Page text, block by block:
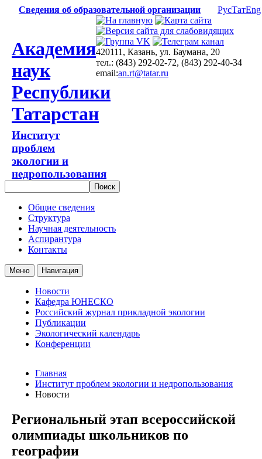
Сведения об образовательной организации РусТатEng
Академия
наук
Республики
Татарстан
Институт
проблем
экологии и
недропользования
420111, Казань, ул. Баумана, 20
тел.: (843) 292-02-72, (843) 292-40-34
email:an.rt@tatar.ru
Общие сведения
Структура
Научная деятельность
Аспирантура
Контакты
Меню Навигация
Новости
Кафедра ЮНЕСКО
Российский журнал прикладной экологии
Публикации
Экологический календарь
Конференции
Главная
Институт проблем экологии и недропользования
Новости
Региональный этап всероссийской
олимпиады школьников по
географии